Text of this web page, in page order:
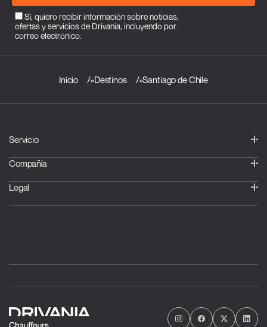
Sí, quiero recibir información sobre noticias,
ofertas y servicios de Drivania, incluyendo por
correo electrónico.
Inicio »Destinos »Santiago de Chile
Servicio
Compañía
Legal